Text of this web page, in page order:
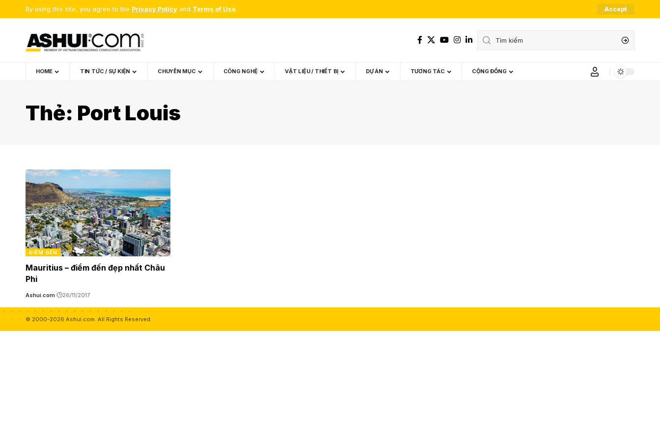
By using this site, you agree to the Privacy Policy and Terms of Use. Accept
HOME TIN TỨC / SỰ KIỆN CHUYÊN MỤC CÔNG NGHỆ VẬT LIỆU / THIẾT BỊ DỰ ÁN TƯƠNG TÁC CỘNG ĐỒNG
Thẻ: Port Louis
ĐIỂM ĐẾN
Mauritius – điểm đến đẹp nhất Châu
Phi
Ashui.com 26/11/2017
© 2000-2026 Ashui.com. All Rights Reserved.